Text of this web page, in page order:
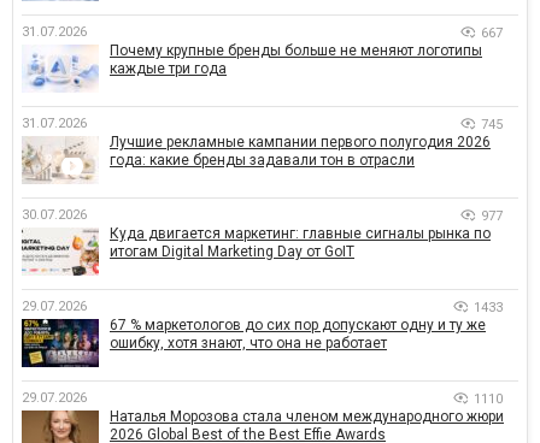
31.07.2026 667
Почему крупные бренды больше не меняют логотипы
каждые три года
31.07.2026 745
Лучшие рекламные кампании первого полугодия 2026
года: какие бренды задавали тон в отрасли
30.07.2026 977
Куда двигается маркетинг: главные сигналы рынка по
итогам Digital Marketing Day от GoIT
29.07.2026 1433
67 % маркетологов до сих пор допускают одну и ту же
ошибку, хотя знают, что она не работает
29.07.2026 1110
Наталья Морозова стала членом международного жюри
2026 Global Best of the Best Effie Awards